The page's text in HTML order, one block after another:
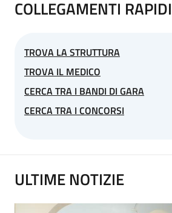
COLLEGAMENTI RAPIDI
TROVA LA STRUTTURA
TROVA IL MEDICO
CERCA TRA I BANDI DI GARA
CERCA TRA I CONCORSI
ULTIME NOTIZIE